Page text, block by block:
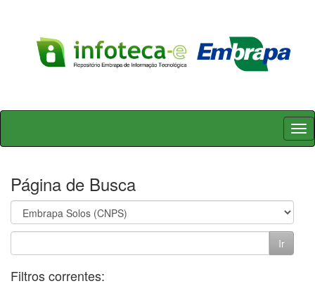
Skip
Página de Busca
Filtros correntes: